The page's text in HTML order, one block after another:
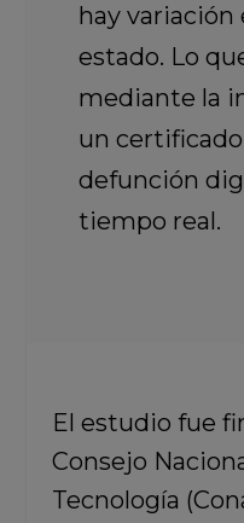
hay variación
estado. Lo
mediante la
un
defunción
tiempo real.
El estudio fue
Consejo
Tecnología